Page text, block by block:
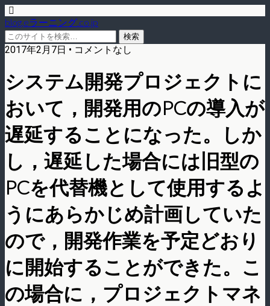
blog.eラーニング.co.jp
2017年2月7日 • コメントなし
システム開発プロジェクトに
おいて，開発用のPCの導入が
遅延することになった。しか
し，遅延した場合には旧型の
PCを代替機として使用するよ
うにあらかじめ計画していた
ので，開発作業を予定どおり
に開始することができた。こ
の場合に，プロジェクトマネ